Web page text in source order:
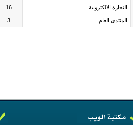
التجارة الالكترونية 16
المنتدى العام 3